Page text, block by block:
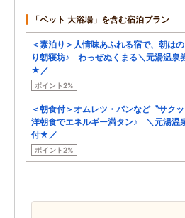
「ペット 大浴場」を含む宿泊プラン
＜素泊り＞人情味あふれる宿で、朝は
り朝寝坊♪ わっぜぬくまる＼元湯温泉
★／
ポイント2%
＜朝食付＞オムレツ・パンなど〝サク
洋朝食でエネルギー満タン♪ ＼元湯温
付★／
ポイント2%